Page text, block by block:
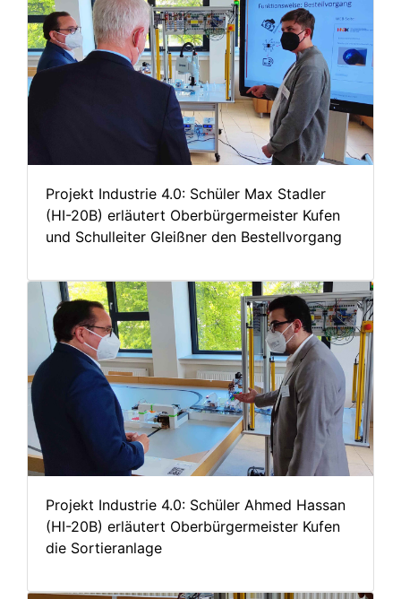
Projekt Industrie 4.0: Schüler Max Stadler
(HI-20B) erläutert Oberbürgermeister Kufen
und Schulleiter Gleißner den Bestellvorgang
Projekt Industrie 4.0: Schüler Ahmed Hassan
(HI-20B) erläutert Oberbürgermeister Kufen
die Sortieranlage